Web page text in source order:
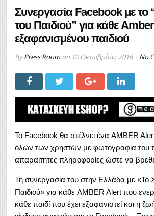
Συνεργασία Facebook με το
του Παιδιού” για κάθε
εξαφανισμένου παιδιού
ByPress Roomon 10 Οκτωβρίου, 2016 No
Το Facebook θα στέλνει ένα AMBER
όλων των χρηστών με φωτογραφία του
απαραίτητες πληροφορίες ώστε να
Τη συνεργασία του στην Ελλάδα με «Το
Παιδιού» για κάθε AMBER Alert που
κάθε παιδί που έχει εξαφανιστεί και η